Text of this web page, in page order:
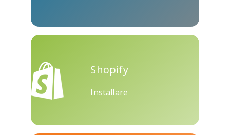
Nextdoor Prospettiva Plurk
Shopify
Installare